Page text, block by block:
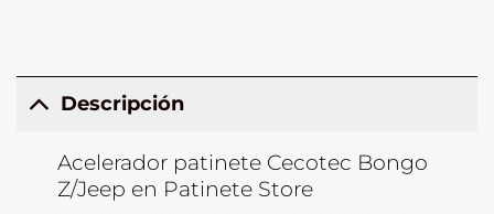
Descripción
Acelerador patinete Cecotec Bongo
Z/Jeep en Patinete Store